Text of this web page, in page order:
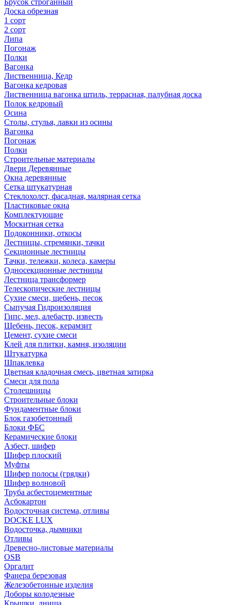
Брусок строганный
Доска обрезная
1 сорт
2 сорт
Липа
Погонаж
Полки
Вагонка
Лиственница, Кедр
Вагонка кедровая
Лиственница вагонка штиль, террасная, палубная доска
Полок кедровый
Осина
Столы, стулья, лавки из осины
Вагонка
Погонаж
Полки
Строительные материалы
Двери Деревянные
Окна деревянные
Сетка штукатурная
Стеклохолст, фасадная, малярная сетка
Пластиковые окна
Комплектующие
Москитная сетка
Подоконники, откосы
Лестницы, стремянки, тачки
Секционные лестницы
Тачки, тележки, колеса, камеры
Односекционные лестницы
Лестница трансформер
Телескопические лестницы
Сухие смеси, щебень, песок
Сыпучая Гидроизоляция
Гипс, мел, алебастр, известь
Щебень, песок, керамзит
Цемент, сухие смеси
Клей для плитки, камня, изоляции
Штукатурка
Шпаклевка
Цветная кладочная смесь, цветная затирка
Смеси для пола
Столешницы
Строительные блоки
Фундаментные блоки
Блок газобетонный
Блоки ФБС
Керамические блоки
Азбест, шифер
Шифер плоский
Муфты
Шифер полосы (грядки)
Шифер волновой
Труба асбестоцементные
Асбокартон
Водосточная система, отливы
DOCKE LUX
Водосточка, дымники
Отливы
Древесно-листовые материалы
OSB
Оргалит
Фанера березовая
Железобетонные изделия
Доборы колодезные
Крышки, днища